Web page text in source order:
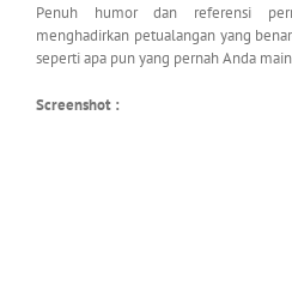
Penuh humor dan referensi
menghadirkan petualangan yang
seperti apa pun yang pernah Anda
Screenshot :